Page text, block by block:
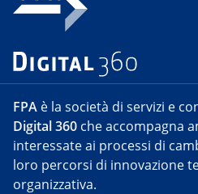
FPA è la società di servizi e
Digital 360 che accompagna
interessate ai processi di
loro percorsi di innovazione
organizzativa.